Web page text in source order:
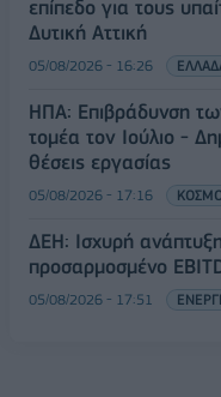
επίπεδο για τους
Δυτική Αττική
05/08/2026 - 16:26
ΗΠΑ: Επιβράδυνση
τομέα τον Ιούλιο -
θέσεις εργασίας
05/08/2026 - 17:16
ΔΕΗ: Ισχυρή
προσαρμοσμένο
05/08/2026 - 17:51